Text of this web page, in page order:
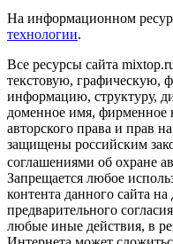
На информационном
технологии.
Все ресурсы сайта
текстовую, графическую,
информацию, структуру,
доменное имя, фирменное
авторского права и прав
защищены российским
соглашениями об охране
Запрещается любое
контента данного сайта
предварительного
любые иные действия, в